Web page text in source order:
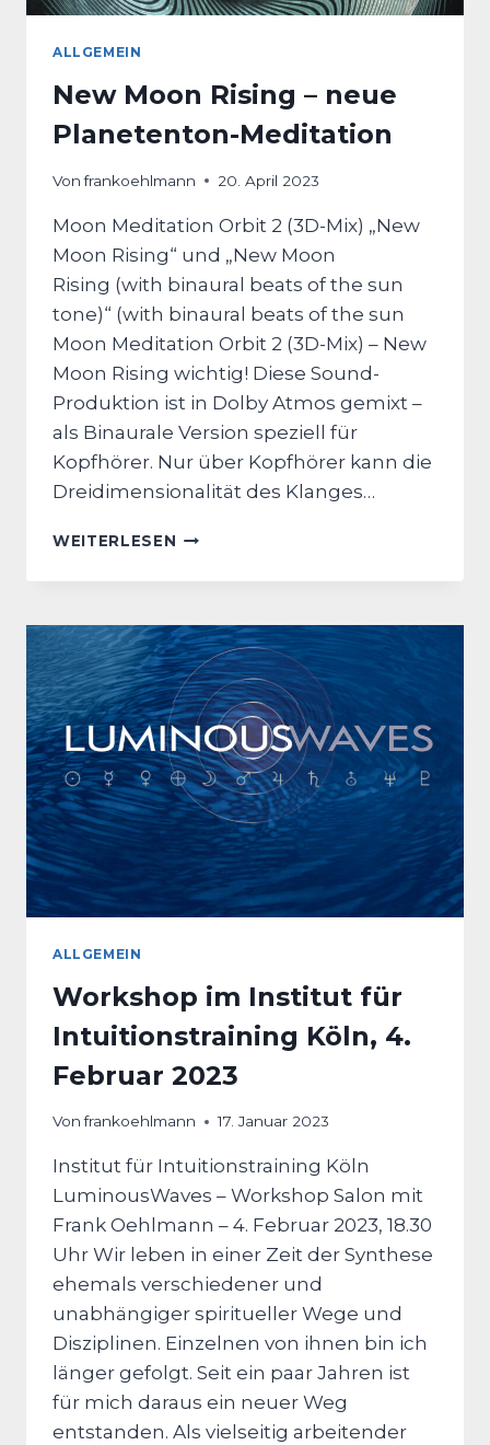
ALLGEMEIN
New Moon Rising – neue
Planetenton-Meditation
Von frankoehlmann 20. April 2023
Moon Meditation Orbit 2 (3D​-​Mix) „New
Moon Rising“ und „New Moon
Rising (with binaural beats of the sun
tone)“ (with binaural beats of the sun
Moon Meditation Orbit 2 (3D​-​Mix) – New
Moon Rising wichtig! Diese Sound-
Produktion ist in Dolby Atmos gemixt –
als Binaurale Version speziell für
Kopfhörer. Nur über Kopfhörer kann die
Dreidimensionalität des Klanges…
WEITERLESEN NEW
RISING
NEUE
PLANETENTON-
MEDITATION
ALLGEMEIN
Workshop im Institut für
Intuitionstraining Köln, 4.
Februar 2023
Von frankoehlmann 17. Januar 2023
Institut für Intuitionstraining Köln
LuminousWaves – Workshop Salon mit
Frank Oehlmann – 4. Februar 2023, 18.30
Uhr Wir leben in einer Zeit der Synthese
ehemals verschiedener und
unabhängiger spiritueller Wege und
Disziplinen. Einzelnen von ihnen bin ich
länger gefolgt. Seit ein paar Jahren ist
für mich daraus ein neuer Weg
entstanden. Als vielseitig arbeitender